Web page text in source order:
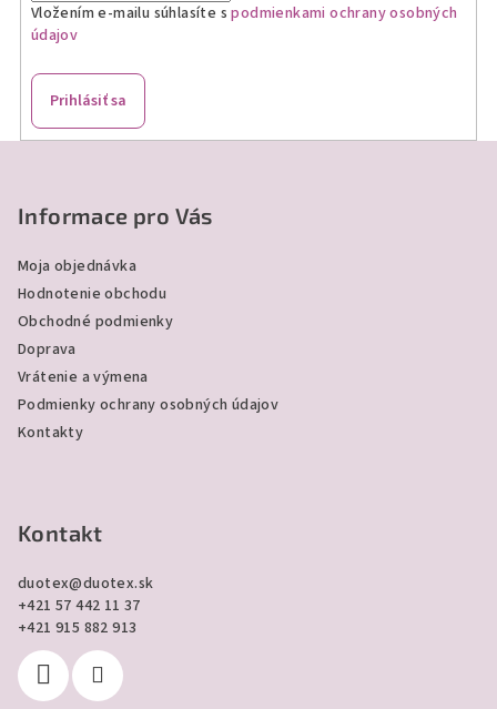
Vložením e-mailu súhlasíte spodmienkami ochrany osobných
údajov
Prihlásiť sa
Informace pro Vás
Moja objednávka
Hodnotenie obchodu
Obchodné podmienky
Doprava
Vrátenie a výmena
Podmienky ochrany osobných údajov
Kontakty
Kontakt
duotex@duotex.sk
+421 57 442 11 37
+421 915 882 913